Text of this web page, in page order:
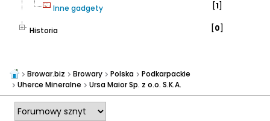
Inne gadgety [1]
Historia [0]
Browar.biz Browary Polska
Podkarpackie
Uherce Mineralne
Ursa Maior Sp. z o.o. S.K.A.